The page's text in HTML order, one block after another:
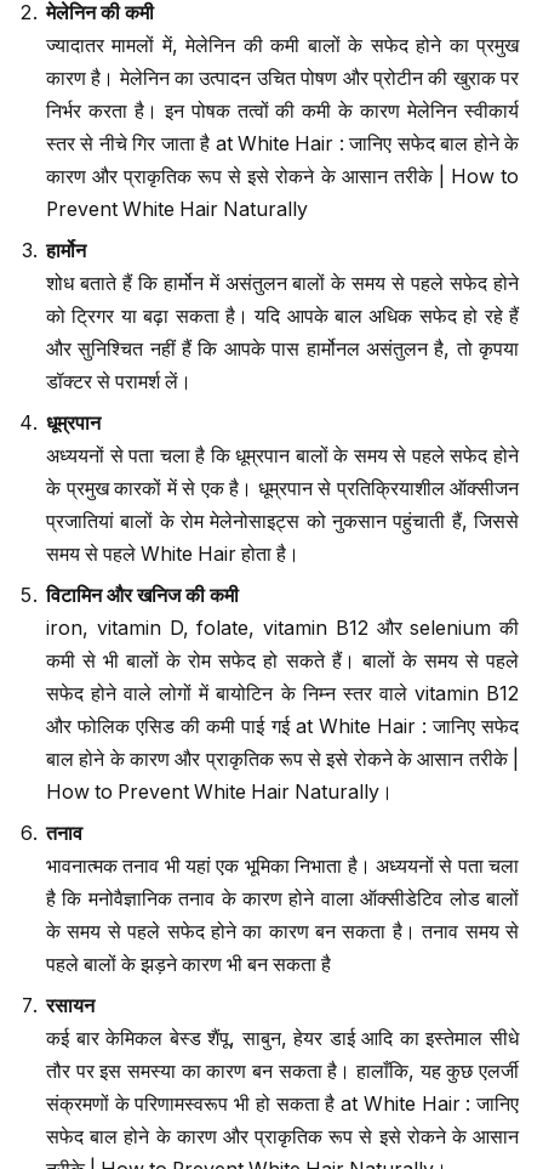
मेलेनिन की कमी
ज्यादातर मामलों में, मेलेनिन की कमी बालों के सफेद होने का प्रमुख
कारण है। मेलेनिन का उत्पादन उचित पोषण और प्रोटीन की खुराक पर
निर्भर करता है। इन पोषक तत्वों की कमी के कारण मेलेनिन स्वीकार्य
स्तर से नीचे गिर जाता है at White Hair : जानिए सफेद बाल होने के
कारण और प्राकृतिक रूप से इसे रोकने के आसान तरीके | How to
Prevent White Hair Naturally
हार्मोन
शोध बताते हैं कि हार्मोन में असंतुलन बालों के समय से पहले सफेद होने
को ट्रिगर या बढ़ा सकता है। यदि आपके बाल अधिक सफेद हो रहे हैं
और सुनिश्चित नहीं हैं कि आपके पास हार्मोनल असंतुलन है, तो कृपया
डॉक्टर से परामर्श लें।
धूम्रपान
अध्ययनों से पता चला है कि धूम्रपान बालों के समय से पहले सफेद होने
के प्रमुख कारकों में से एक है। धूम्रपान से प्रतिक्रियाशील ऑक्सीजन
प्रजातियां बालों के रोम मेलेनोसाइट्स को नुकसान पहुंचाती हैं, जिससे
समय से पहले White Hair होता है।
विटामिन और खनिज की कमी
iron, vitamin D, folate, vitamin B12 और selenium की
कमी से भी बालों के रोम सफेद हो सकते हैं। बालों के समय से पहले
सफेद होने वाले लोगों में बायोटिन के निम्न स्तर वाले vitamin B12
और फोलिक एसिड की कमी पाई गई at White Hair : जानिए सफेद
बाल होने के कारण और प्राकृतिक रूप से इसे रोकने के आसान तरीके |
How to Prevent White Hair Naturally।
तनाव
भावनात्मक तनाव भी यहां एक भूमिका निभाता है। अध्ययनों से पता चला
है कि मनोवैज्ञानिक तनाव के कारण होने वाला ऑक्सीडेटिव लोड बालों
के समय से पहले सफेद होने का कारण बन सकता है। तनाव समय से
पहले बालों के झड़ने कारण भी बन सकता है
रसायन
कई बार केमिकल बेस्ड शैंपू, साबुन, हेयर डाई आदि का इस्तेमाल सीधे
तौर पर इस समस्या का कारण बन सकता है। हालाँकि, यह कुछ एलर्जी
संक्रमणों के परिणामस्वरूप भी हो सकता है at White Hair : जानिए
सफेद बाल होने के कारण और प्राकृतिक रूप से इसे रोकने के आसान